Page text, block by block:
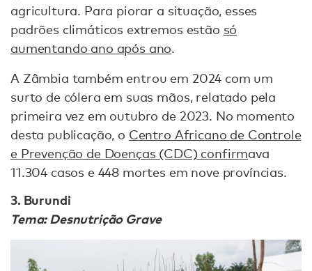
agricultura. Para piorar a situação, esses
padrões climáticos extremos estão só
aumentando ano após ano.
A Zâmbia também entrou em 2024 com um
surto de cólera em suas mãos, relatado pela
primeira vez em outubro de 2023. No momento
desta publicação, o Centro Africano de Controle
e Prevenção de Doenças (CDC) confirmava
11.304 casos e 448 mortes em nove províncias.
3. Burundi
Tema: Desnutrição Grave